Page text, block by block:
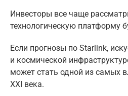
Инвесторы все чаще
технологическую платформу
Если прогнозы по Starlink,
и космической
может стать одной из самых
XXI века.